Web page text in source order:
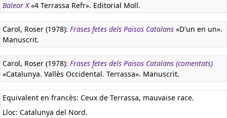
Balear X«4 Terrassa Refr». Editorial Moll.
Carol, Roser (1978): Frases fetes dels Països Catalans «D'un en un».
Manuscrit.
Carol, Roser (1978): Frases fetes dels Països Catalans (comentats)
«Catalunya. Vallès Occidental. Terrassa». Manuscrit.
Equivalent en francès: Ceux de Terrassa, mauvaise race.
Lloc: Catalunya del Nord.